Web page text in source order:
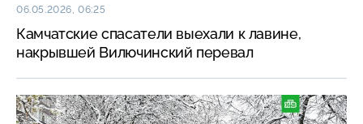
06.05.2026, 06:25
Камчатские спасатели выехали к лавине,
накрывшей Вилючинский перевал